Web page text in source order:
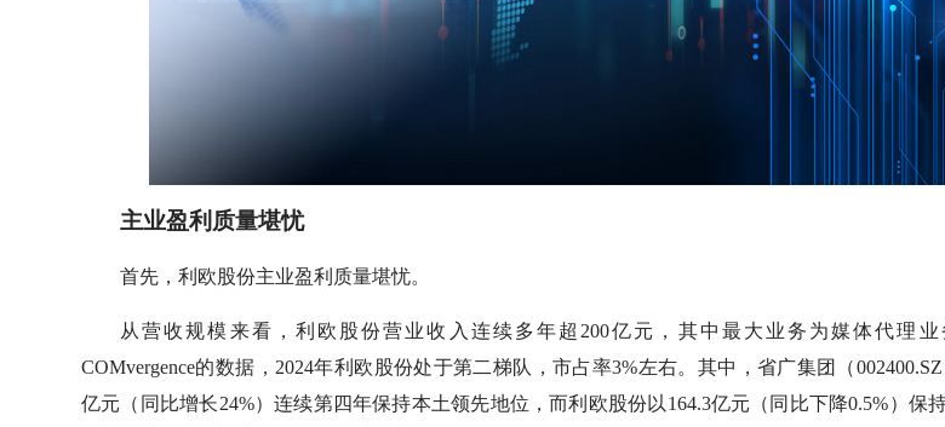
主业盈利质量堪忧
首先，利欧股份主业盈利质量堪忧。
从营收规模来看，利欧股份营业收入连续多年超200亿元，其中最大业务为媒体代理业
COMvergence的数据，2024年利欧股份处于第二梯队，市占率3%左右。其中，省广集团（
亿元（同比增长24%）连续第四年保持本土领先地位，而利欧股份以164.3亿元（同比下降0.5%）保